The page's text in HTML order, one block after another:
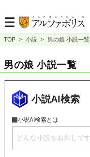
TOP > 小説 > 男の娘 小説一覧
男の娘 小説一覧
小説AI検索
小説AI検索とは